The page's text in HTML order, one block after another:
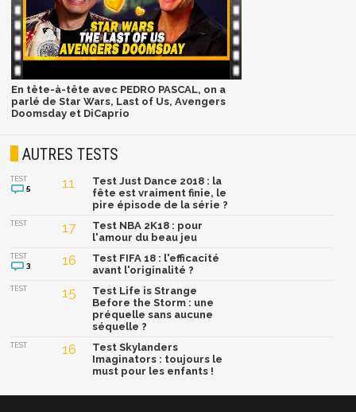
En tête-à-tête avec PEDRO PASCAL, on a
parlé de Star Wars, Last of Us, Avengers
Doomsday et DiCaprio
AUTRES TESTS
TEST
5 11
Test Just Dance 2018 : la
fête est vraiment finie, le
pire épisode de la série ?
TEST 17
Test NBA 2K18 : pour
l'amour du beau jeu
TEST
3 16
Test FIFA 18 : l'efficacité
avant l'originalité ?
TEST 15
Test Life is Strange
Before the Storm : une
préquelle sans aucune
séquelle ?
TEST 16
Test Skylanders
Imaginators : toujours le
must pour les enfants !